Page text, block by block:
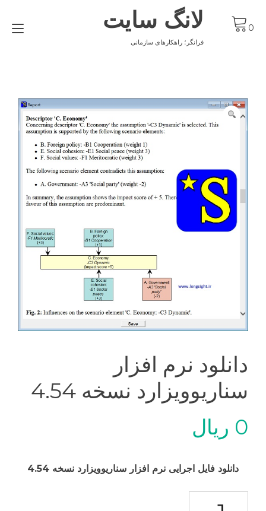
content
لانگ سایت
فرانگر؛ راهکارهای سازمانی
0
دانلود نرم افزار
سناریوویزارد نسخه 4.54
0 ریال
دانلود فایل اجرایی نرم افزار سناریوویزارد نسخه 4.54